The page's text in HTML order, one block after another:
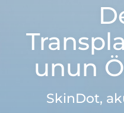
unun
SkinDot,